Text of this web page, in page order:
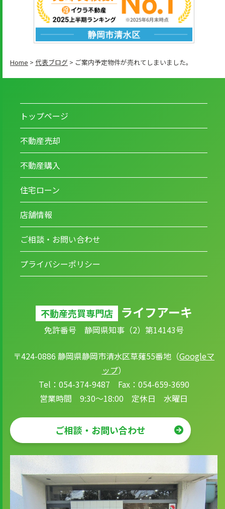
Home > 代表ブログ > ご案内予定物件が売れてしまいました。
トップページ
不動産売却
不動産購入
住宅ローン
店舗情報
ご相談・お問い合わせ
プライバシーポリシー
不動産売買専門店 ライフアーキ
免許番号 静岡県知事（2）第14143号
〒424-0886 静岡県静岡市清水区草薙55番地（Googleマ
ップ）
Tel：054-374-9487 Fax：054-659-3690
営業時間 9:30～18:00 定休日 水曜日
ご相談・お問い合わせ